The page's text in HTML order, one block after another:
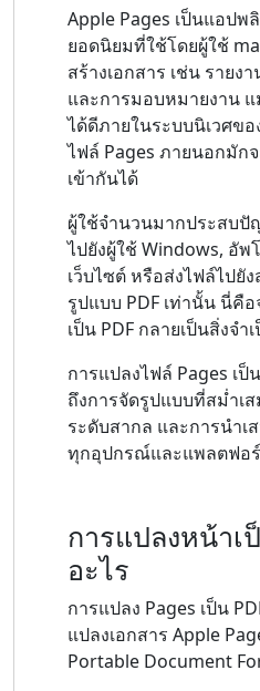
Apple Pages เป็นแอปพ
ยอดนิยมที่ใช้โดยผู้ใช้
สร้างเอกสาร เช่น รายง
และการมอบหมายงาน แ
ได้ดีภายในระบบนิเวศข
ไฟล์ Pages ภายนอกมัก
เข้ากันได้
ผู้ใช้จำนวนมากประสบปั
ไปยังผู้ใช้ Windows, อัพ
เว็บไซต์ หรือส่งไฟล์ไปยั
รูปแบบ PDF เท่านั้น นี่คื
เป็น PDF กลายเป็นสิ่งจำ
การแปลงไฟล์ Pages เป็
ถึงการจัดรูปแบบที่สม่ำเ
ระดับสากล และการนำ
ทุกอุปกรณ์และแพลตฟอ
การแปลงหน้าเ
อะไร
การแปลง Pages เป็น
แปลงเอกสาร Apple
Portable Document